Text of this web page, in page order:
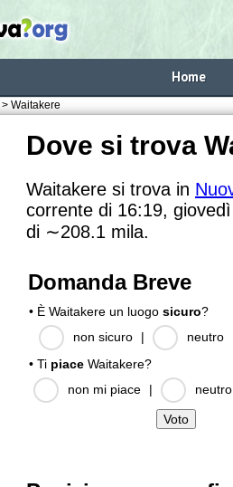
Home
> Waitakere
Dove si trova
Waitakere si trova in
corrente di 16:19,
di ∼208.1 mila.
Domanda Breve
• È Waitakere un luogo sicuro?
non sicuro
| neutro
• Ti piace Waitakere?
non mi piace
| neutro